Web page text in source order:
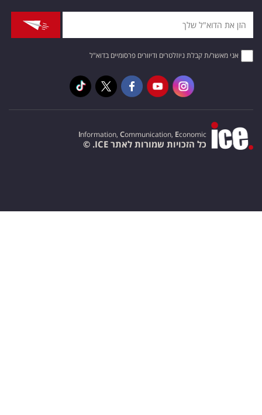
אני מאשר/ת קבלת ניוזלטרים ודיוורים פרסומיים בדוא"ל
Information, Communication, Economic
כל הזכויות שמורות לאתר ICE. ©